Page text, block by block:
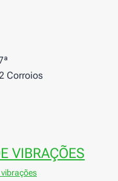
Corroios
VIBRAÇÕES